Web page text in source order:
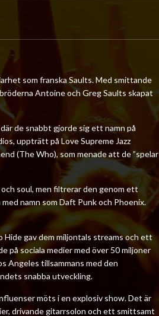
som franska Saults. Med smittande
Antoine och Greg Saults skapat
de snabbt gjorde sig ett namn på
uppträtt på Love Supreme Jazz
(The Who), som menade att de ”spelar
soul, men filtrerar den genom ett
namn som Daft Punk och Phoenix.
gav dem miljontals streams och ett
på sociala medier med över 50 miljoner
Angeles tillsammans med den
snabba utveckling.
möts i en explosiv show. Det är
drivande gitarrsolon och ett smittsamt